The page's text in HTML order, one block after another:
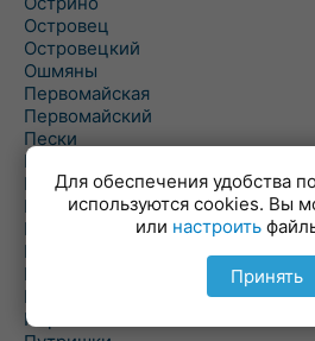
Островец
Островецкий
Ошмяны
Первомайская
Первомайский
Пески
Петревичи
Погородно
Пограничный
Подлабенье
Подольцы
Подороск
Поречье
Порозово
Для обеспечения удобства
используются cookies. Вы
или настроить
Принять